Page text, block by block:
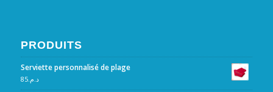
PRODUITS
Serviette personnalisé de plage
د.م.85